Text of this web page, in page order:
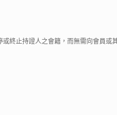
終止持證人之會籍，而無需向會員或